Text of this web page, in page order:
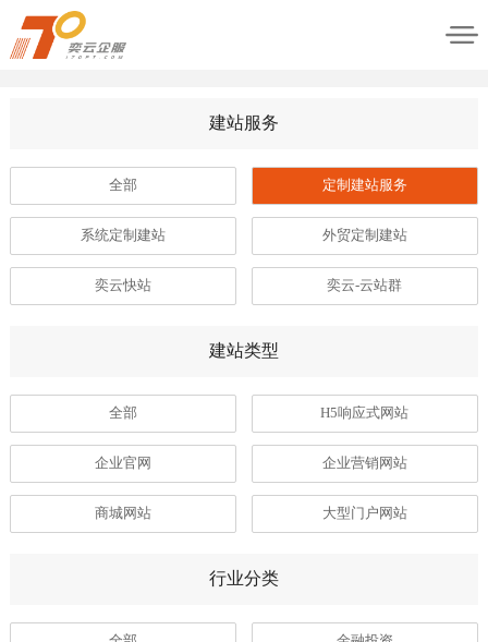
建站服务
全部 定制建站服务
系统定制建站 外贸定制建站
奕云快站 奕云-云站群
建站类型
全部 H5响应式网站
企业官网 企业营销网站
商城网站 大型门户网站
行业分类